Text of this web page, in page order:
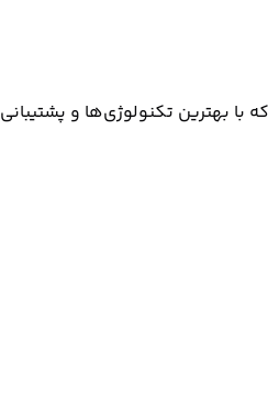
۲۴/۷ برای موفقیت کسب‌وکار شما آماده است